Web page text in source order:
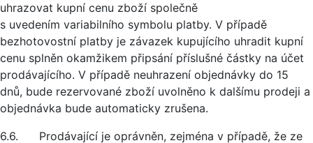
uhrazovat kupní cenu zboží společně
s uvedením variabilního symbolu platby. V případě
bezhotovostní platby je závazek kupujícího uhradit kupní
cenu splněn okamžikem připsání příslušné částky na účet
prodávajícího. V případě neuhrazení objednávky do 15
dnů, bude rezervované zboží uvolněno k dalšímu prodeji a
objednávka bude automaticky zrušena.
6.6. Prodávající je oprávněn, zejména v případě, že ze